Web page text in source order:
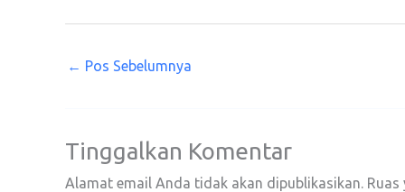
← Pos Sebelumnya
Tinggalkan Komentar
Alamat email Anda tidak akan dipublikasikan.